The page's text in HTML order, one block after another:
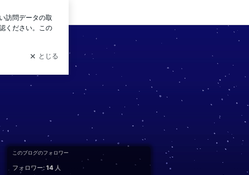
ログイン
このブログのフォロワー
フォロワー: 14 人